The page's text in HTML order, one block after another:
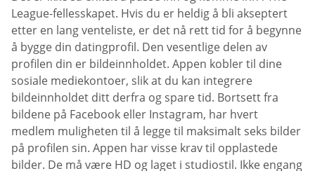
League-fellesskapet. Hvis du er heldig å bli akseptert
etter en lang venteliste, er det nå rett tid for å begynne
å bygge din datingprofil. Den vesentlige delen av
profilen din er bildeinnholdet. Appen kobler til dine
sosiale mediekontoer, slik at du kan integrere
bildeinnholdet ditt derfra og spare tid. Bortsett fra
bildene på Facebook eller Instagram, har hvert
medlem muligheten til å legge til maksimalt seks bilder
på profilen sin. Appen har visse krav til opplastede
bilder. De må være HD og laget i studiostil. Ikke engang